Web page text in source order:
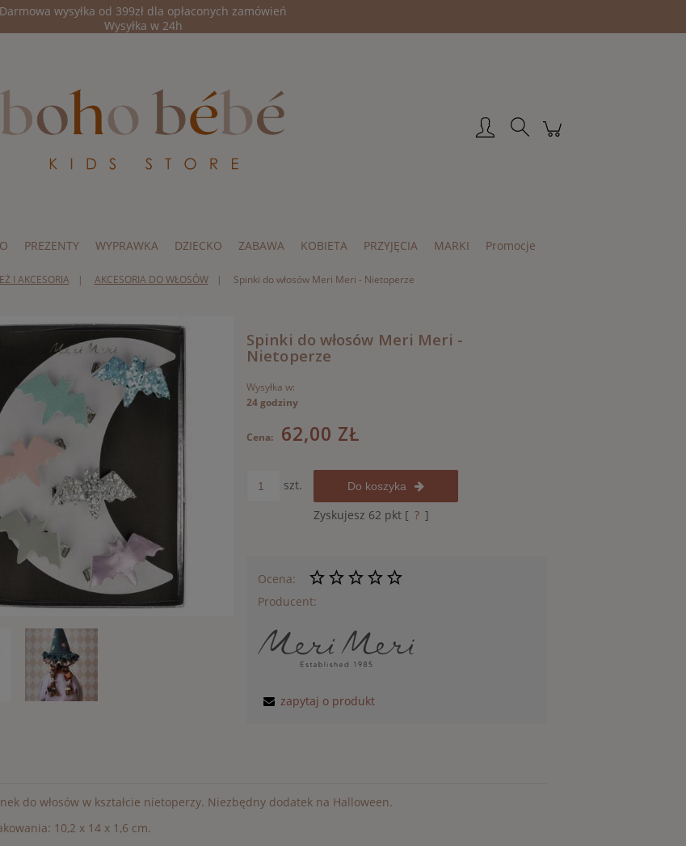
Darmowa wysyłka od 399zł dla opłaconych zamówień
Wysyłka w 24h
PREZENTY WYPRAWKA DZIECKO ZABAWA KOBIETA PRZYJĘCIA MARKI Promocje
I AKCESORIA AKCESORIA DO WŁOSÓW Spinki do włosów Meri Meri - Nietoperze
Spinki do włosów Meri Meri -
Nietoperze
Wysyłka w:
24 godziny
Cena: 62,00 ZŁ
szt. Do koszyka
Zyskujesz 62 pkt [ ? ]
Ocena:
Producent:
zapytaj o produkt
do włosów w kształcie nietoperzy. Niezbędny dodatek na Halloween.
10,2 x 14 x 1,6 cm.